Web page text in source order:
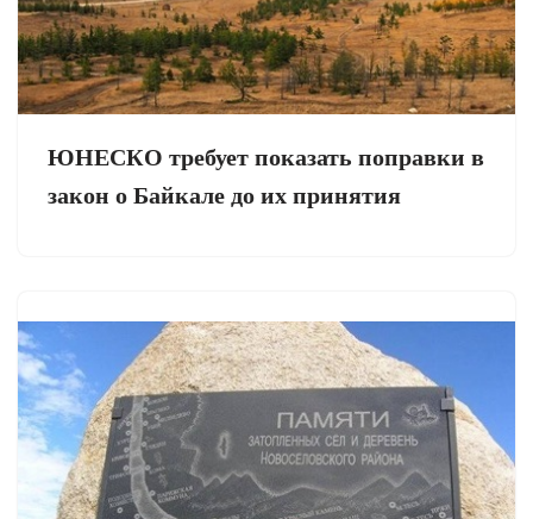
ЮНЕСКО требует показать поправки в
закон о Байкале до их принятия